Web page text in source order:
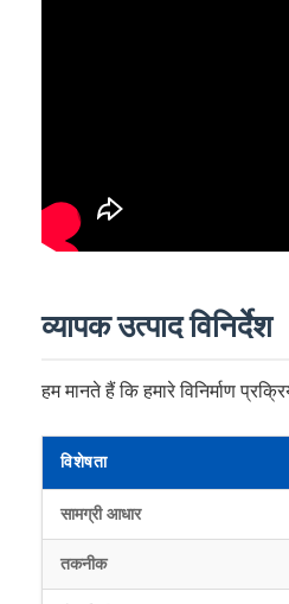
व्यापक उत्पाद विनिर्देश
हम मानते हैं कि हमारे विनिर्माण
विशेषता
सामग्री आधार
तकनीक